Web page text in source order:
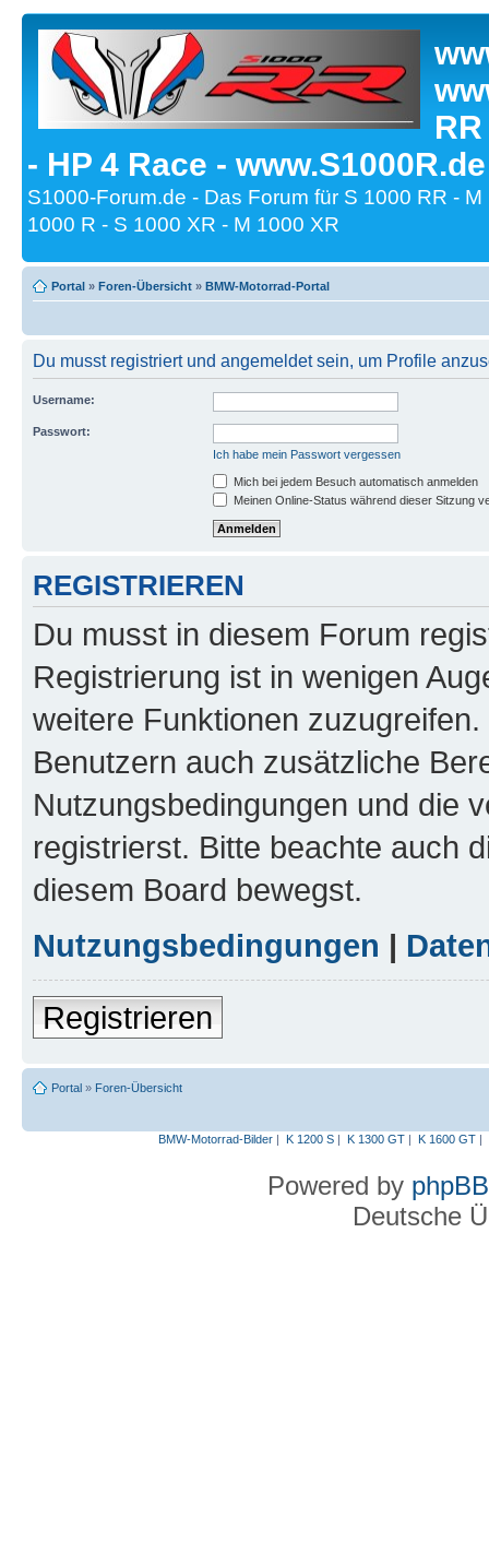
- HP 4 Race -
S1000-Forum.de - Das Forum für S 1000 RR -
1000 R - S 1000 XR - M 1000 XR
Portal » Foren-Übersicht » BMW-Motorrad-Portal
Du musst registriert und angemeldet sein, um Profile
Username:
Passwort:
Ich habe mein Passwort vergessen
Mich bei jedem Besuch automatisch anmelden
Meinen Online-Status während dieser Sitzung
REGISTRIEREN
Du musst in diesem Forum
Registrierung ist in wenigen
weitere Funktionen
Benutzern auch zusätzliche
Nutzungsbedingungen und die
registrierst. Bitte beachte auch
diesem Board bewegst.
Nutzungsbedingungen |
Registrieren
Portal » Foren-Übersicht
BMW-Motorrad-Bilder| K 1200 S| K 1300 GT| K 1600 GT|
Powered by phpBB
Deutsche